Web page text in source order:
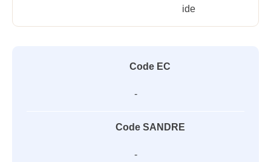
ide
Code EC
-
Code SANDRE
-